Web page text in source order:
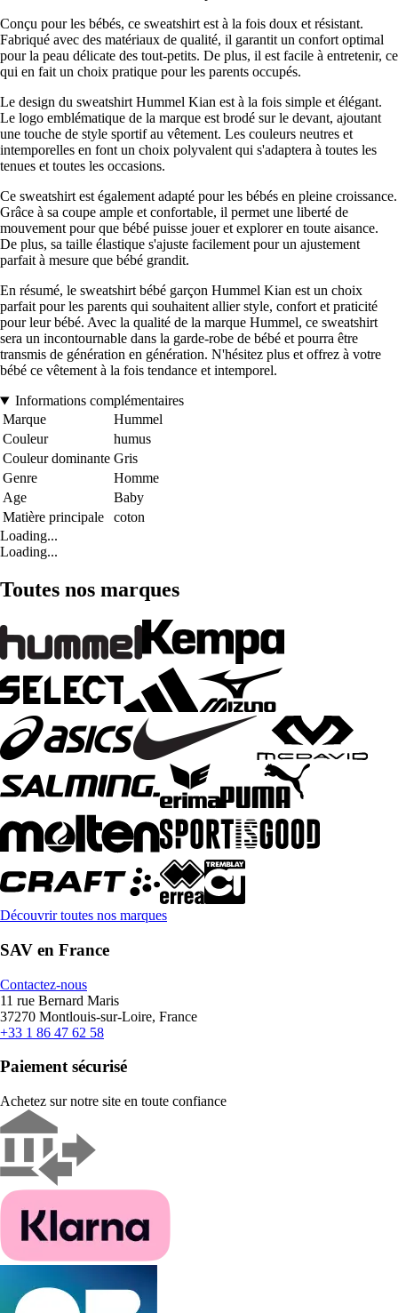
Conçu pour les bébés, ce sweatshirt est à la fois doux et résistant.
Fabriqué avec des matériaux de qualité, il garantit un confort optimal
pour la peau délicate des tout-petits. De plus, il est facile à entretenir, ce
qui en fait un choix pratique pour les parents occupés.
Le design du sweatshirt Hummel Kian est à la fois simple et élégant.
Le logo emblématique de la marque est brodé sur le devant, ajoutant
une touche de style sportif au vêtement. Les couleurs neutres et
intemporelles en font un choix polyvalent qui s'adaptera à toutes les
tenues et toutes les occasions.
Ce sweatshirt est également adapté pour les bébés en pleine croissance.
Grâce à sa coupe ample et confortable, il permet une liberté de
mouvement pour que bébé puisse jouer et explorer en toute aisance.
De plus, sa taille élastique s'ajuste facilement pour un ajustement
parfait à mesure que bébé grandit.
En résumé, le sweatshirt bébé garçon Hummel Kian est un choix
parfait pour les parents qui souhaitent allier style, confort et praticité
pour leur bébé. Avec la qualité de la marque Hummel, ce sweatshirt
sera un incontournable dans la garde-robe de bébé et pourra être
transmis de génération en génération. N'hésitez plus et offrez à votre
bébé ce vêtement à la fois tendance et intemporel.
Informations complémentaires
Marque
Hummel
Couleur
humus
Couleur dominante Gris
Genre
Homme
Age
Baby
Matière principale
coton
Loading...
Loading...
Toutes nos marques
Découvrir toutes nos marques
SAV en France
Contactez-nous
11 rue Bernard Maris
37270 Montlouis-sur-Loire, France
+33 1 86 47 62 58
Paiement sécurisé
Achetez sur notre site en toute confiance